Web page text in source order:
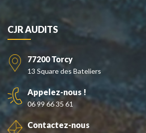
CJR AUDITS
77200 Torcy
13 Square des Bateliers
Appelez-nous !
06 99 66 35 61
Contactez-nous